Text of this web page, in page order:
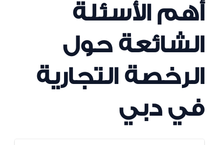
أهم الأسئلة
الشائعة حول
الرخصة التجارية
في دبي